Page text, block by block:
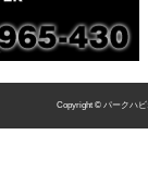
Copyright © パークハ